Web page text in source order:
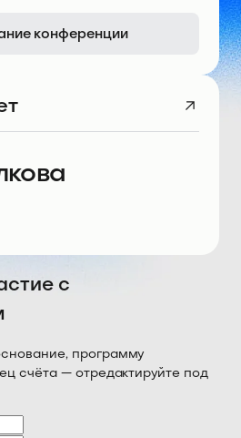
конференции
с
программу
счёта — отредактируйте под